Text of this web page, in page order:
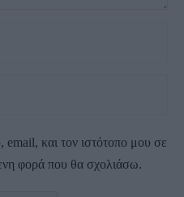
και τον ιστότοπο μου σε
φορά που θα σχολιάσω.